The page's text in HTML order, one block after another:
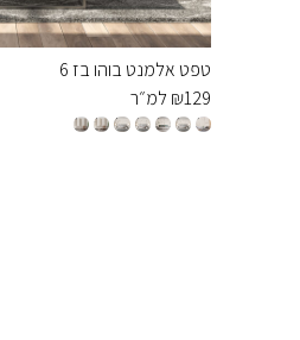
טפט אלמנט בוהו בז 6
₪129 למ״ר